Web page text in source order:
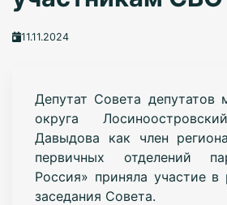
11.11.2024
Депутат Совета депутатов
округа
Давыдова как член
первичных отделений
Россия» приняла участие в
заседания Совета.